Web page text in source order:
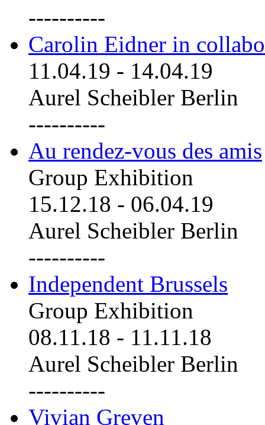
----------
Carolin Eidner in
11.04.19 - 14.04.19
Aurel Scheibler Berlin
----------
Au rendez-vous des amis
Group Exhibition
15.12.18 - 06.04.19
Aurel Scheibler Berlin
----------
Independent Brussels
Group Exhibition
08.11.18 - 11.11.18
Aurel Scheibler Berlin
----------
Vivian Greven